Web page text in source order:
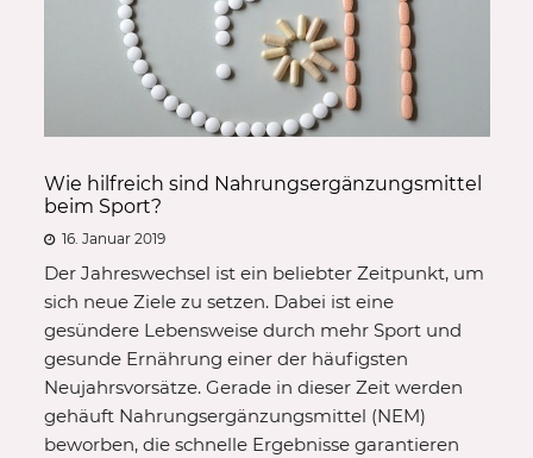
Wie hilfreich sind Nahrungsergänzungsmittel
beim Sport?
16. Januar 2019
Der Jahreswechsel ist ein beliebter Zeitpunkt, um
sich neue Ziele zu setzen. Dabei ist eine
gesündere Lebensweise durch mehr Sport und
gesunde Ernährung einer der häufigsten
Neujahrsvorsätze. Gerade in dieser Zeit werden
gehäuft Nahrungsergänzungsmittel (NEM)
beworben, die schnelle Ergebnisse garantieren